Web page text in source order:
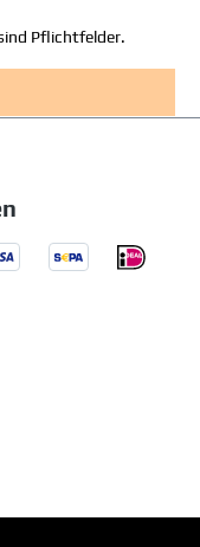
Pflichtfelder.